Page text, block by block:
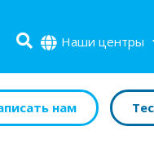
Наши центры
нам